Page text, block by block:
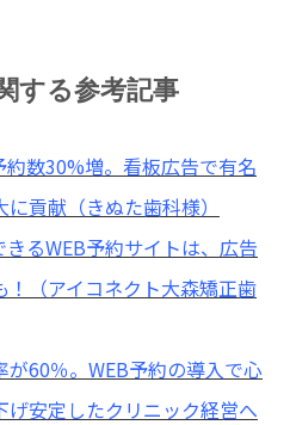
する参考記事
数30%増。看板広告で有名
貢献（きぬた歯科様）
るWEB予約サイトは、広告
（アイコネクト大森矯正歯
が60％。WEB予約の導入で心
安定したクリニック経営へ